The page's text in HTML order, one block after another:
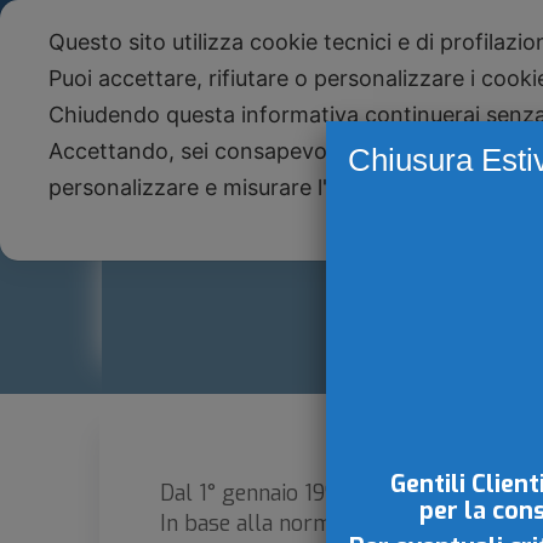
NEWS Newsletter
Telefono +39 051 590943 - Studio Paone
Dal 1° gennaio 1998 il condominio è
In base alla normativa vigente,
Questo sito utilizza cookie tecnici e di
Puoi accettare, rifiutare o personalizzare i
Chiudendo questa informativa continuerai
Accettando, sei consapevole che i tuoi dati
personalizzare e misurare l'efficacia della
Chiusura
Gentili
per la